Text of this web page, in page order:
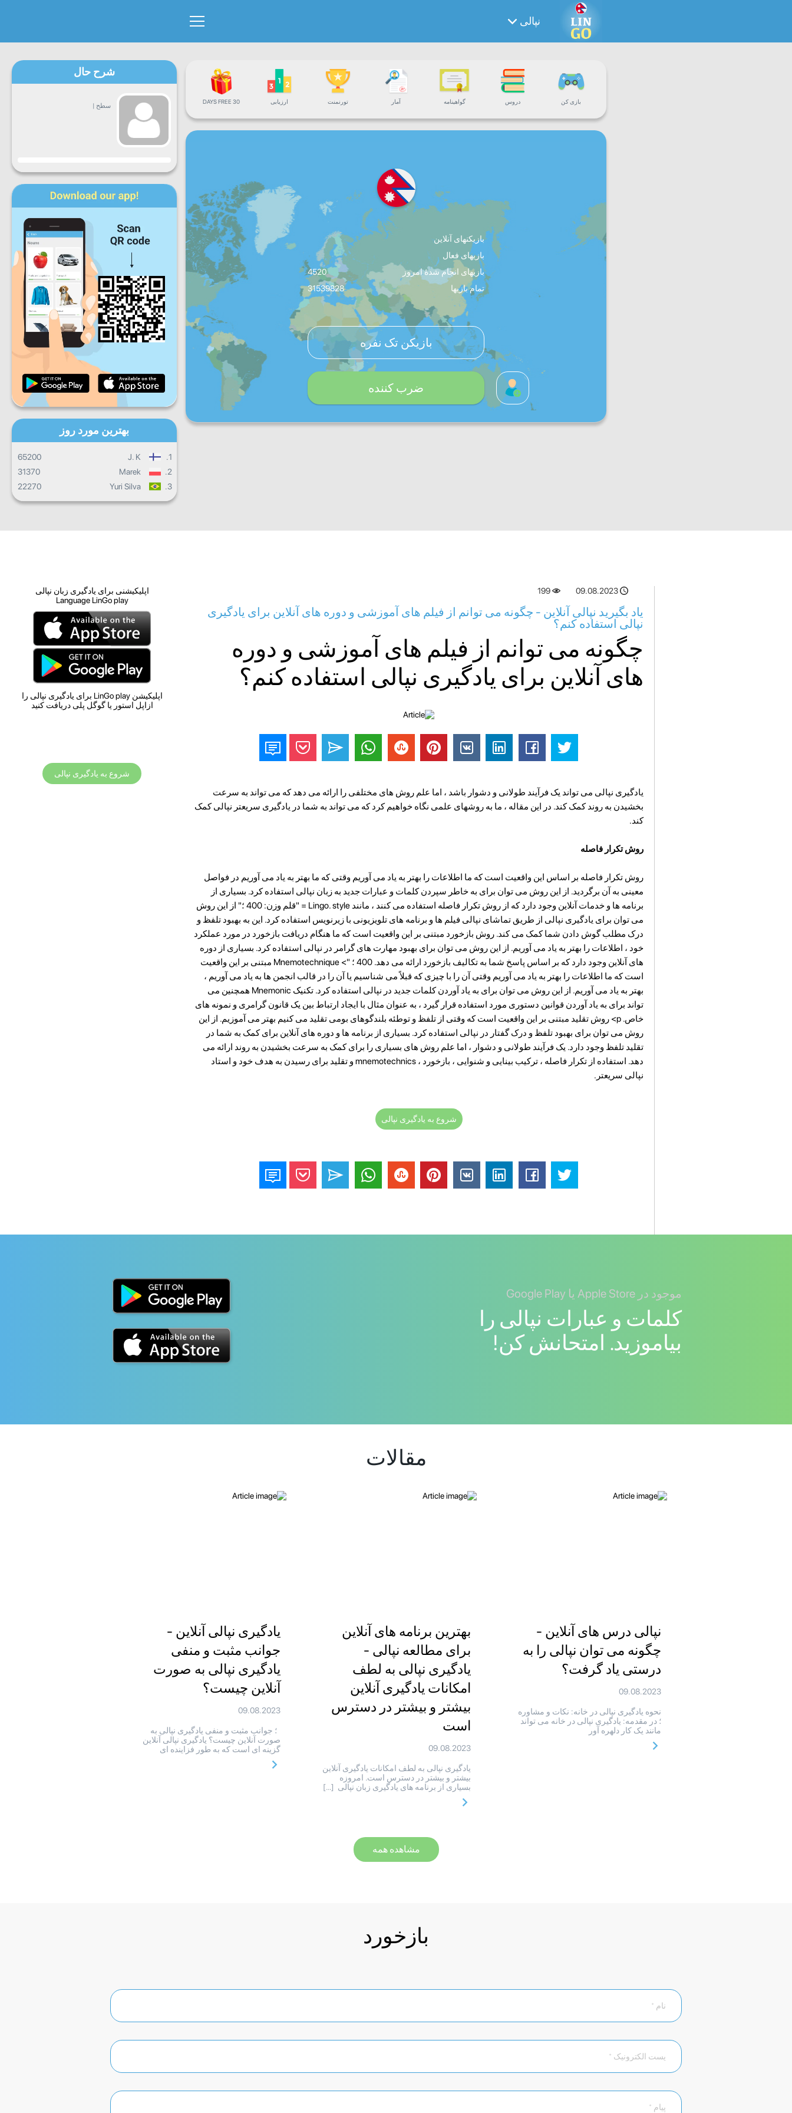
نپالی
بازی کن دروس گواهینامه آمار تورنمنت ارزیابی 30 DAYS FREE
بازیکنهای آنلاین
بازیهای فعال
بازیهای انجام شدۀ امروز
4520
تمام بازیها
31539828
بازیکن تک نفره
ضرب کننده
شرح حال
سطح |
پیشرفت
دوشنبه سه پنجشنبه
جمعه شنبه
پیشرفت روزانه
پیشرفت ماهانه
پیشرفت کلی
بهترین مورد روز
1.
J. K
65200
2.
Marek
31370
3.
Yuri Silva
22270
09.08.2023
199
یاد بگیرید نپالی آنلاین - چگونه می توانم از فیلم های آموزشی و دوره های آنلاین برای یادگیری
نپالی استفاده کنم؟
چگونه می توانم از فیلم های آموزشی و دوره
های آنلاین برای یادگیری نپالی استفاده کنم؟
یادگیری نپالی می تواند یک فرآیند طولانی و دشوار باشد ، اما علم روش های مختلفی را ارائه می دهد که می تواند به سرعت
بخشیدن به روند کمک کند. در این مقاله ، ما به روشهای علمی نگاه خواهیم کرد که می تواند به شما در یادگیری سریعتر نپالی کمک
کند.
روش تکرار فاصله
روش تکرار فاصله بر اساس این واقعیت است که ما اطلاعات را بهتر به یاد می آوریم وقتی که ما بهتر به یاد می آوریم در فواصل
معینی به آن برگردید. از این روش می توان برای به خاطر سپردن کلمات و عبارات جدید به زبان نپالی استفاده کرد. بسیاری از
برنامه ها و خدمات آنلاین وجود دارد که از روش تکرار فاصله استفاده می کنند ، مانند Lingo. style = "قلم وزن: 400 ؛" از این روش
می توان برای یادگیری نپالی از طریق تماشای نپالی فیلم ها و برنامه های تلویزیونی با زیرنویس استفاده کرد. این به بهبود تلفظ و
درک مطلب گوش دادن شما کمک می کند. روش بازخورد مبتنی بر این واقعیت است که ما هنگام دریافت بازخورد در مورد عملکرد
خود ، اطلاعات را بهتر به یاد می آوریم. از این روش می توان برای بهبود مهارت های گرامر در نپالی استفاده کرد. بسیاری از دوره
های آنلاین وجود دارد که بر اساس پاسخ شما به تکالیف بازخورد ارائه می دهد. 400 ؛ "> Mnemotechnique مبتنی بر این واقعیت
است که ما اطلاعات را بهتر به یاد می آوریم وقتی آن را با چیزی که قبلاً می شناسیم یا آن را در قالب انجمن ها به یاد می آوریم ،
بهتر به یاد می آوریم. از این روش می توان برای به یاد آوردن کلمات جدید در نپالی استفاده کرد. تکنیک Mnemonic همچنین می
تواند برای به یاد آوردن قوانین دستوری مورد استفاده قرار گیرد ، به عنوان مثال با ایجاد ارتباط بین یک قانون گرامری و نمونه های
خاص. p>
روش تقلید مبتنی بر این واقعیت است که وقتی از تلفظ و توطئه بلندگوهای بومی تقلید می کنیم بهتر می آموزیم. از این
روش می توان برای بهبود تلفظ و درک گفتار در نپالی استفاده کرد. بسیاری از برنامه ها و دوره های آنلاین برای کمک به شما در
تقلید تلفظ وجود دارد. یک فرآیند طولانی و دشوار ، اما علم روش های بسیاری را برای کمک به سرعت بخشیدن به روند ارائه می
دهد. استفاده از تکرار فاصله ، ترکیب بینایی و شنوایی ، بازخورد ، mnemotechnics و تقلید برای رسیدن به هدف خود و استاد
نپالی سریعتر.
شروع به یادگیری نپالی
اپلیکیشنی برای یادگیری زبان نپالی
Language LinGo play
اپلیکیشن LinGo play برای یادگیری نپالی را
ازاپل استور یا گوگل پلی دریافت کنید
شروع به یادگیری نپالی
موجود در Apple Store یا Google Play
کلمات و عبارات نپالی را
بیاموزید. امتحانش کن!
مقالات
نپالی درس های آنلاین -
چگونه می توان نپالی را به
درستی یاد گرفت؟
09.08.2023
نحوه یادگیری نپالی در خانه: نکات و مشاوره
؛ در مقدمه: یادگیری نپالی در خانه می تواند
مانند یک کار دلهره آور
بهترین برنامه های آنلاین
برای مطالعه نپالی -
یادگیری نپالی به لطف
امکانات یادگیری آنلاین
بیشتر و بیشتر در دسترس
است
09.08.2023
یادگیری نپالی به لطف امکانات یادگیری آنلاین
بیشتر و بیشتر در دسترس است. امروزه
بسیاری از برنامه های یادگیری زبان نپالی […]
یادگیری نپالی آنلاین -
جوانب مثبت و منفی
یادگیری نپالی به صورت
آنلاین چیست؟
09.08.2023
؛ جوانب مثبت و منفی یادگیری نپالی به
صورت آنلاین چیست؟ یادگیری نپالی آنلاین
گزینه ای است که به طور فزاینده ای
مشاهده همه
بازخورد